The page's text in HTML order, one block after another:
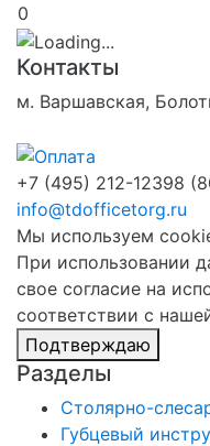
0
Контакты
м. Варшавская,
+7 (495) 212-12398
info@tdofficetorg.ru
Мы используем
При использовании
свое согласие на
соответствии с
Подтверждаю
Разделы
Столярно-
Губцевый